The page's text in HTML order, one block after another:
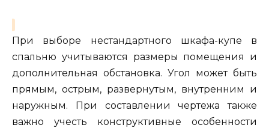
При выборе нестандартного шкафа-купе в
спальню учитываются размеры помещения и
дополнительная обстановка. Угол может быть
прямым, острым, развернутым, внутренним и
наружным. При составлении чертежа также
важно учесть конструктивные особенности